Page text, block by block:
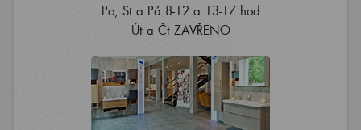
Po, St a Pá 8-12 a 13-17 hod
Út a Čt ZAVŘENO